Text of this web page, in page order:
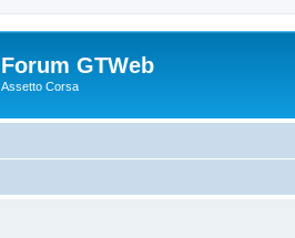
Forum GTWeb
Assetto Corsa